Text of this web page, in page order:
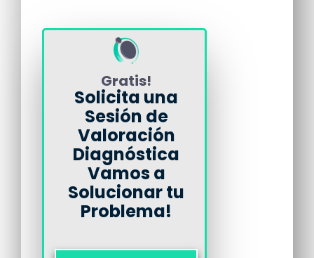
Gratis!
Solicita una
Sesión de
Valoración
Diagnóstica
Vamos a
Solucionar tu
Problema!